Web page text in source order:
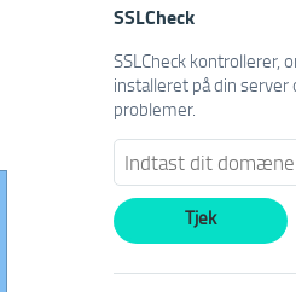
SSLCheck
SSLCheck kontrollerer,
installeret på din
problemer.